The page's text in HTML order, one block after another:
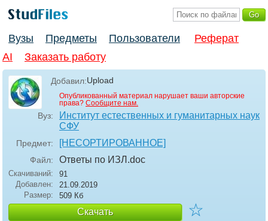
Вузы Предметы Пользователи
Реферат
AI
Заказать работу
Добавил:Upload
Опубликованный материал нарушает ваши авторские
права? Сообщите нам.
Вуз:
Институт естественных и гуманитарных наук
СФУ
Предмет: [НЕСОРТИРОВАННОЕ]
Файл: Ответы по ИЗЛ .doc
Скачиваний:
91
Добавлен:
21.09.2019
Размер:
509 Кб
Скачать ☆